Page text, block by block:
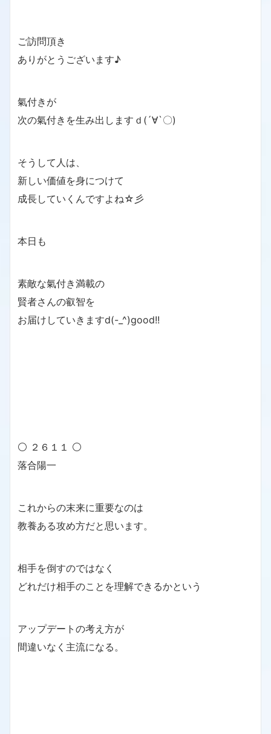
ご訪問頂き
ありがとうございます♪
氣付きが
次の氣付きを生み出しますｄ(´∀`〇)
そうして人は、
新しい価値を身につけて
成長していくんですよね☆彡
本日も
素敵な氣付き満載の
賢者さんの叡智を
お届けしていきますd(-_^)good!!
⚪ ２６１１ ⚪
落合陽一
これからの末来に重要なのは
教養ある攻め方だと思います。
相手を倒すのではなく
どれだけ相手のことを理解できるかという
アップデートの考え方が
間違いなく主流になる。